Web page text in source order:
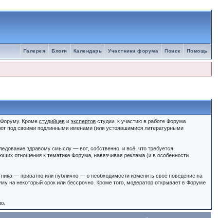
Помощь
Поиск
Участники форума
Календарь
Блоги
Галерея
Форуму. Кроместудийцев иэкспертов студии, к участию в работе Форума
под своими подлинными именами (или устоявшимися литературными
здравому смыслу — вот, собственно, и всё, что требуется.
отношения к тематике Форума, навязчивая реклама (и в особенности
— приватно или публично — о необходимости изменить своё поведение на
на некоторый срок или бессрочно. Кроме того, модератор открывает в Форуме